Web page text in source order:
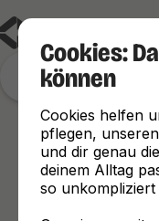
Cookies:
können
Cookies helfen
pflegen,
und dir genau
deinem Alltag
so unkompliziert